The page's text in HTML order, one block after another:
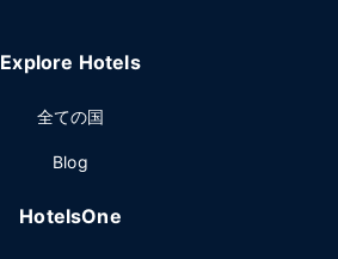
Explore Hotels
全ての国
Blog
HotelsOne